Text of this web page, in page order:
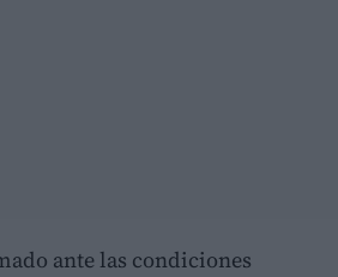
ante las condiciones